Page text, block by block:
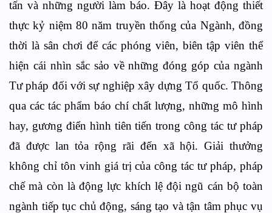
tấn và những người làm báo. Đây là hoạt động thiết
thực kỷ niệm 80 năm truyền thống của Ngành, đồng
thời là sân chơi để các phóng viên, biên tập viên thể
hiện cái nhìn sắc sảo về những đóng góp của ngành
Tư pháp đối với sự nghiệp xây dựng Tổ quốc. Thông
qua các tác phẩm báo chí chất lượng, những mô hình
hay, gương điển hình tiên tiến trong công tác tư pháp
đã được lan tỏa rộng rãi đến xã hội. Giải thưởng
không chỉ tôn vinh giá trị của công tác tư pháp, pháp
chế mà còn là động lực khích lệ đội ngũ cán bộ toàn
ngành tiếp tục chủ động, sáng tạo và tận tâm phục vụ